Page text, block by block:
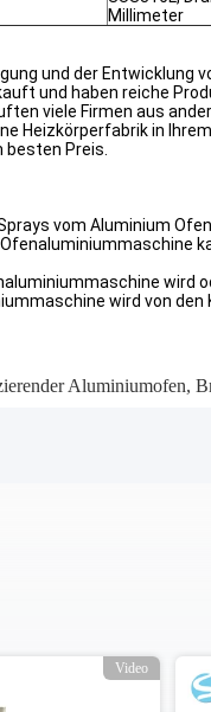
Millimeter
und der
und haben reiche
viele Firmen aus
Heizkörperfabrik in
Preis.
vom Aluminium
Ofenaluminiummaschine
wird
wird von
Aluminiumofen,
Video